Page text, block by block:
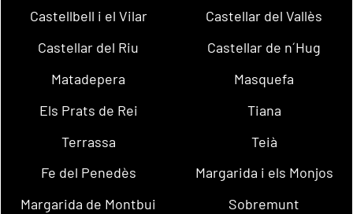
Castellbell i el Vilar
Castellar del Vallès
Castellar del Riu
Castellar de n´Hug
Matadepera
Masquefa
Els Prats de Rei
Tiana
Terrassa
Teià
Fe del Penedès
Margarida i els Monjos
Margarida de Montbui
Sobremunt